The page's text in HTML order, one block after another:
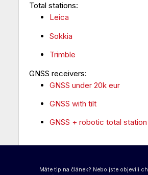
Total stations:
Leica
Sokkia
Trimble
GNSS receivers:
GNSS under 20k eur
GNSS with tilt
GNSS + robotic total station
Máte tip na článek? Nebo jste objevili